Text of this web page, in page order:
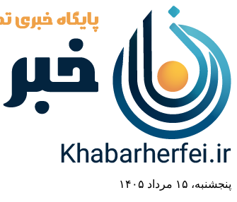
پنجشنبه، ۱۵ مرداد ۱۴۰۵